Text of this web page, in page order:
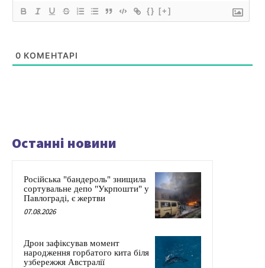
{} [+]
0 КОМЕНТАРІ
Останні новини
Російська "бандероль" знищила
сортувальне депо "Укрпошти" у
Павлограді, є жертви
07.08.2026
Дрон зафіксував момент
народження горбатого кита біля
узбережжя Австралії